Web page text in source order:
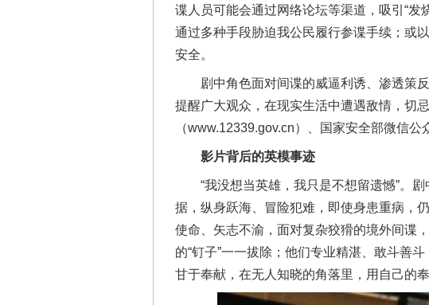
谍人员可能会通过网络论坛等渠道，吸引“发
通过多种手段胁迫我公民履行参谍手续；或
安全。
剧中角色面对间谍的威逼利诱、渗透策反
提醒广大观众，在现实生活中遭遇敌情，切
（www.12339.gov.cn）、国家安全部微信
影片背后的英模事迹
“我没想当英雄，我只是不想留遗憾”。剧
据，纵身跃海、冒险犯难，即使身患重病，
使命、矢志不渝，面对复杂狡猾的境外间谍
的“钉子”一一拔除；他们专业精湛、敢斗善
甘于奉献，在无人知晓的角落里，用自己的
这是一记警钟！
在谋一域中谋全局